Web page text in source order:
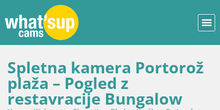
Spletna kamera Portorož
plaža – Pogled z
restavracije Bungalow